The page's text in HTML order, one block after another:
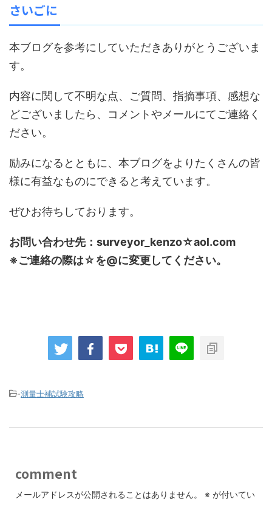
さいごに
本ブログを参考にしていただきありがとうございま
す。
内容に関して不明な点、ご質問、指摘事項、感想な
どございましたら、コメントやメールにてご連絡く
ださい。
励みになるとともに、本ブログをよりたくさんの皆
様に有益なものにできると考えています。
ぜひお待ちしております。
お問い合わせ先：surveyor_kenzo☆aol.com
※ご連絡の際は☆を@に変更してください。
-測量士補試験攻略
comment
メールアドレスが公開されることはありません。 ※ が付いてい